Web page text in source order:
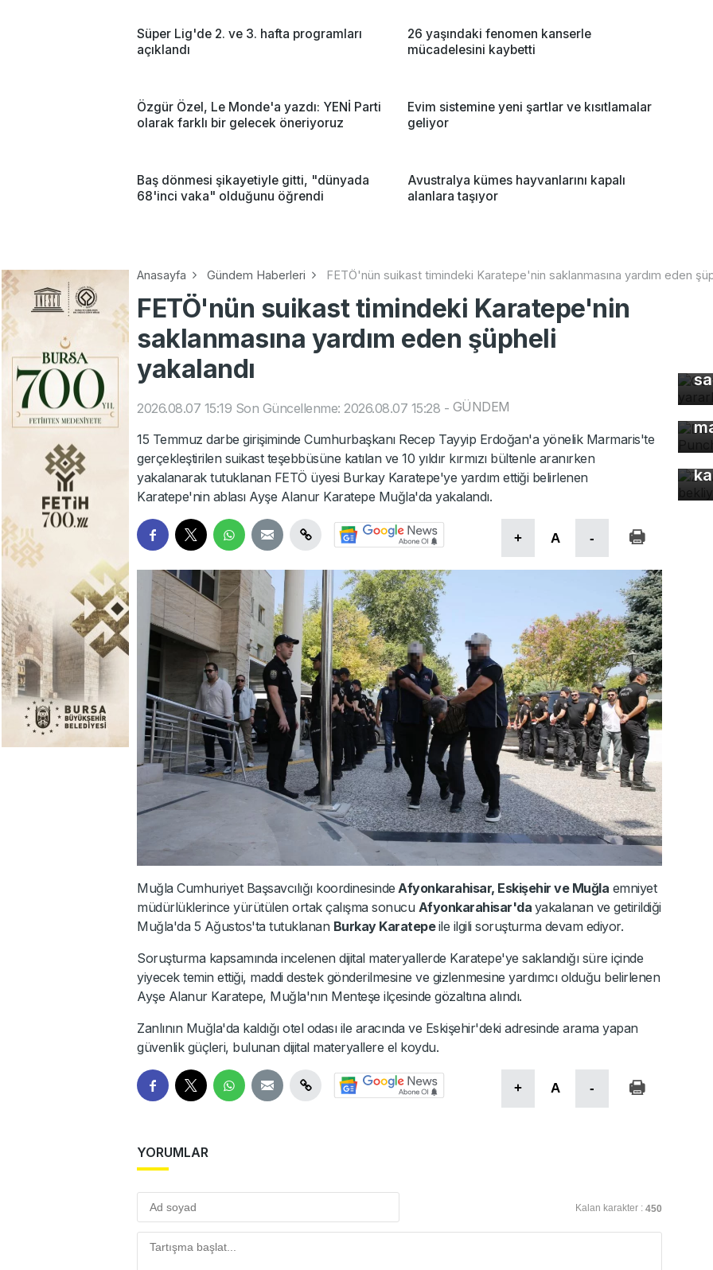
Süper Lig'de 2. ve 3. hafta programları
açıklandı
26 yaşındaki fenomen kanserle
mücadelesini kaybetti
Özgür Özel, Le Monde'a yazdı: YENİ Parti
olarak farklı bir gelecek öneriyoruz
Evim sistemine yeni şartlar ve kısıtlamalar
geliyor
Baş dönmesi şikayetiyle gitti, "dünyada
68'inci vaka" olduğunu öğrendi
Avustralya kümes hayvanlarını kapalı
alanlara taşıyor
Anasayfa Gündem Haberleri FETÖ'nün suikast timindeki Karatepe'nin saklanmasına yardım eden
FETÖ'nün suikast timindeki Karatepe'nin
saklanmasına yardım eden şüpheli
yakalandı
2026.08.07 15:19 Son Güncellenme: 2026.08.07 15:28 - GÜNDEM
15 Temmuz darbe girişiminde Cumhurbaşkanı Recep Tayyip Erdoğan'a yönelik Marmaris'te
gerçekleştirilen suikast teşebbüsüne katılan ve 10 yıldır kırmızı bültenle aranırken
yakalanarak tutuklanan FETÖ üyesi Burkay Karatepe'ye yardım ettiği belirlenen
Karatepe'nin ablası Ayşe Alanur Karatepe Muğla'da yakalandı.
+ A -
Muğla Cumhuriyet Başsavcılığı koordinesinde Afyonkarahisar, Eskişehir ve Muğla emniyet
müdürlüklerince yürütülen ortak çalışma sonucu Afyonkarahisar'da yakalanan ve getirildiği
Muğla'da 5 Ağustos'ta tutuklanan Burkay Karatepeile ilgili soruşturma devam ediyor.
Soruşturma kapsamında incelenen dijital materyallerde Karatepe'ye saklandığı süre içinde
yiyecek temin ettiği, maddi destek gönderilmesine ve gizlenmesine yardımcı olduğu belirlenen
Ayşe Alanur Karatepe, Muğla'nın Menteşe ilçesinde gözaltına alındı.
Zanlının Muğla'da kaldığı otel odası ile aracında ve Eskişehir'deki adresinde arama yapan
güvenlik güçleri, bulunan dijital materyallere el koydu.
+ A -
YORUMLAR
Kalan karakter : 450
Z